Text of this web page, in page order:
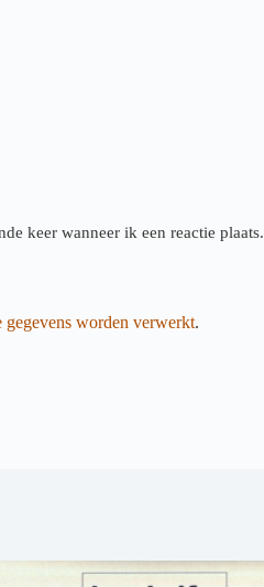
keer wanneer ik een reactie plaats.
worden verwerkt.